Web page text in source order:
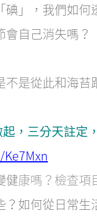
」，我們如何
自己消失嗎？
是從此和海苔
起，三分天註
健康嗎？檢查項
如何從日常生